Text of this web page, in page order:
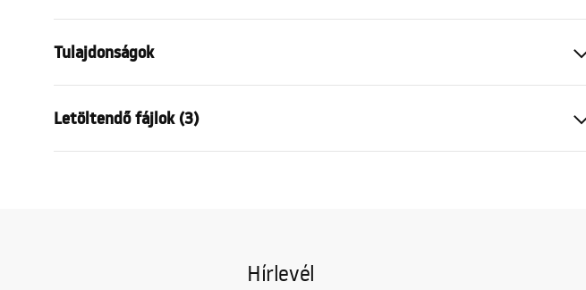
Tulajdonságok
Anyag
Szín
Fehér, Kőhatás
Letöltendő fájlok (3)
Hírlevél